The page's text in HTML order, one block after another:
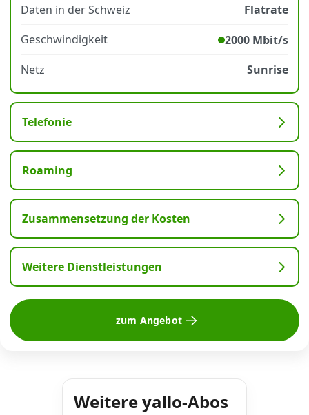
Daten in der Schweiz
Flatrate
Geschwindigkeit
2000 Mbit/s
Netz
Sunrise
Telefonie
Roaming
Zusammensetzung der Kosten
Weitere Dienstleistungen
zum Angebot
Weitere yallo-Abos